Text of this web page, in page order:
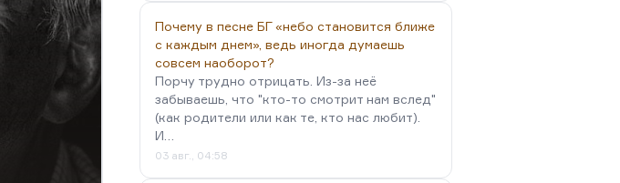
Почему в песне БГ «небо становится ближе
с каждым днем», ведь иногда думаешь
совсем наоборот?
Порчу трудно отрицать. Из-за неё
забываешь, что "кто-то смотрит нам вслед"
(как родители или как те, кто нас любит).
И…
03 авг., 04:58